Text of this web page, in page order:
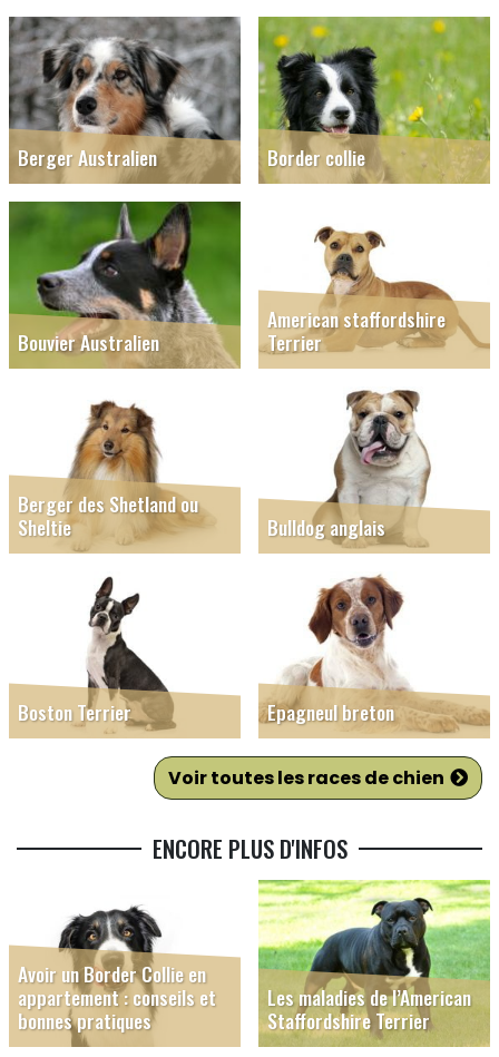
Berger Australien Border collie
Bouvier Australien
American staffordshire
Terrier
Berger des Shetland ou
Sheltie
Bulldog anglais
Boston Terrier Epagneul breton
Voir toutes les races de chien
ENCORE PLUS D'INFOS
Avoir un Border Collie en
appartement : conseils et
bonnes pratiques
Les maladies de l’American
Staffordshire Terrier